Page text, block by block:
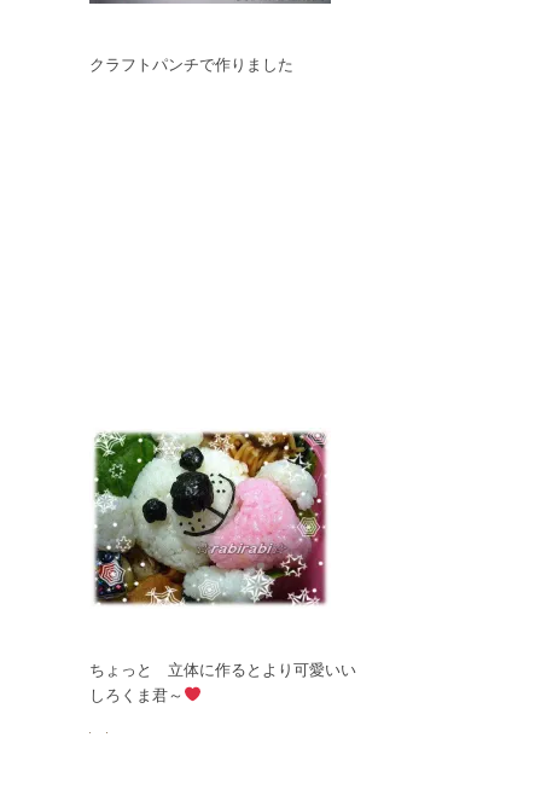
クラフトパンチで作りました
ちょっと 立体に作るとより可愛いい
しろくま君～